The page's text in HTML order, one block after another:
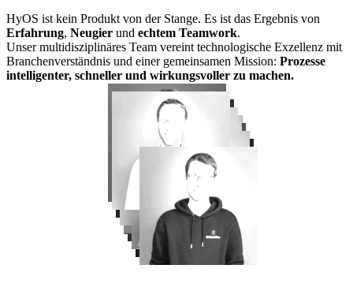
HyOS ist kein Produkt von der Stange. Es ist das Ergebnis von
Erfahrung, Neugier und echtem Teamwork.
Unser multidisziplinäres Team vereint technologische Exzellenz mit
Branchenverständnis und einer gemeinsamen Mission: Prozesse
intelligenter, schneller und wirkungsvoller zu machen.
00